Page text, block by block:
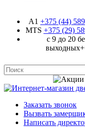
A1 +375 (44)
MTS +375 (29)
с 9 до 20
Заказать звонок
Вызвать
Написать